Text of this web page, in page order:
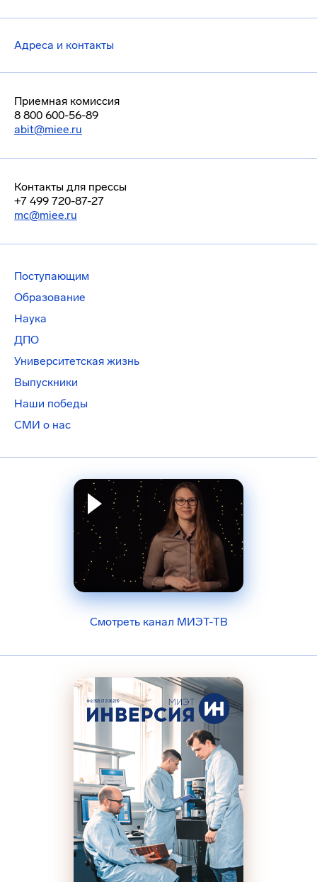
Адреса и контакты
Приемная комиссия
8 800 600-56-89
abit@miee.ru
Контакты для прессы
+7 499 720-87-27
mc@miee.ru
Поступающим
Образование
Наука
ДПО
Университетская жизнь
Выпускники
Наши победы
СМИ о нас
Смотреть канал МИЭТ-ТВ